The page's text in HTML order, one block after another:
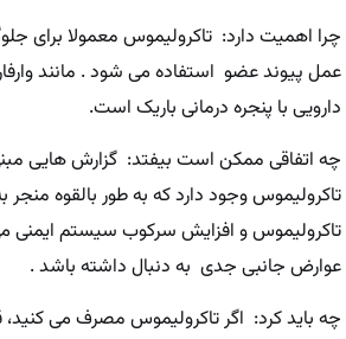
چرا اهمیت دارد: تاکرولیموس معمولا برای
عمل پیوند عضو استفاده می شود . مانند
دارویی با پنجره درمانی باریک است.
چه اتفاقی ممکن است بیفتد: گزارش هایی
تاکرولیموس وجود دارد که به طور بالقوه
تاکرولیموس و افزایش سرکوب سیستم ایمنی
عوارض جانبی جدی به دنبال داشته باشد .
چه باید کرد: اگر تاکرولیموس مصرف می